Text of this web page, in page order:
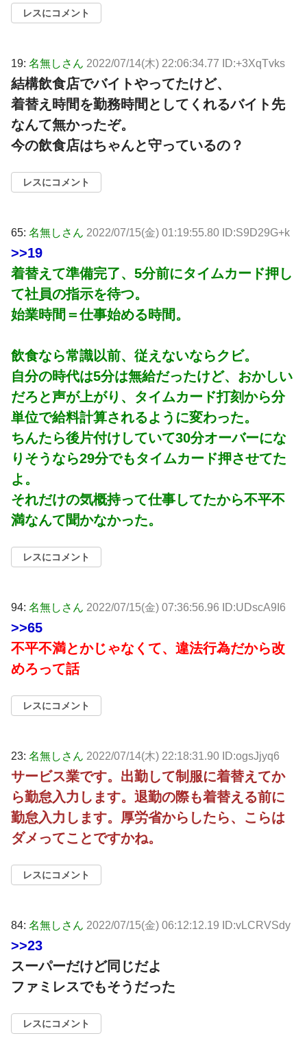
レスにコメント
19: 名無しさん 2022/07/14(木) 22:06:34.77 ID:+3XqTvks
結構飲食店でバイトやってたけど、
着替え時間を勤務時間としてくれるバイト先
なんて無かったぞ。
今の飲食店はちゃんと守っているの？
レスにコメント
65: 名無しさん 2022/07/15(金) 01:19:55.80 ID:S9D29G+k
>>19
着替えて準備完了、5分前にタイムカード押し
て社員の指示を待つ。
始業時間＝仕事始める時間。
飲食なら常識以前、従えないならクビ。
自分の時代は5分は無給だったけど、おかしい
だろと声が上がり、タイムカード打刻から分
単位で給料計算されるように変わった。
ちんたら後片付けしていて30分オーバーにな
りそうなら29分でもタイムカード押させてた
よ。
それだけの気概持って仕事してたから不平不
満なんて聞かなかった。
レスにコメント
94: 名無しさん 2022/07/15(金) 07:36:56.96 ID:UDscA9I6
>>65
不平不満とかじゃなくて、違法行為だから改
めろって話
レスにコメント
23: 名無しさん 2022/07/14(木) 22:18:31.90 ID:ogsJjyq6
サービス業です。出勤して制服に着替えてか
ら勤怠入力します。退勤の際も着替える前に
勤怠入力します。厚労省からしたら、こらは
ダメってことですかね。
レスにコメント
84: 名無しさん 2022/07/15(金) 06:12:12.19 ID:vLCRVSdy
>>23
スーパーだけど同じだよ
ファミレスでもそうだった
レスにコメント